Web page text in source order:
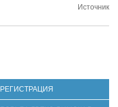
Источник
РЕГИСТРАЦИЯ